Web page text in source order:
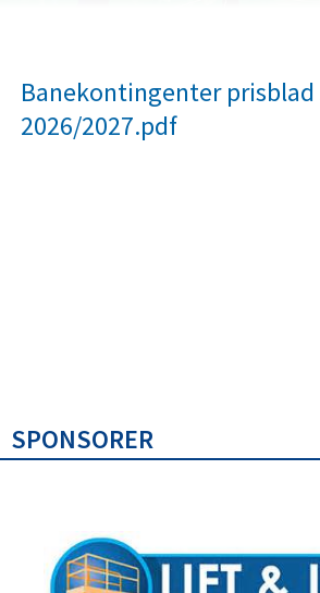
Banekontingenter
2026/2027.pdf
SPONSORER